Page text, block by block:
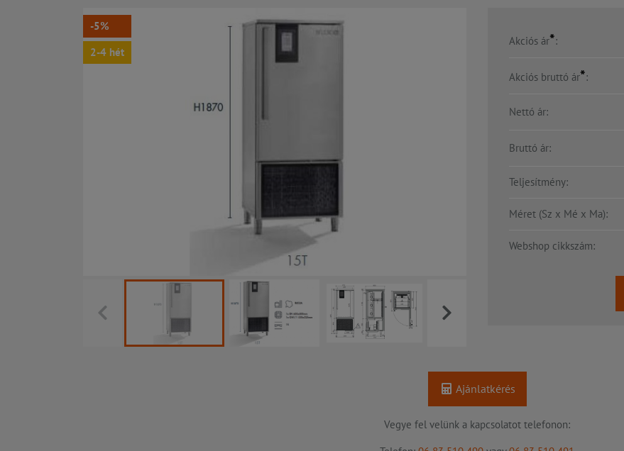
-5%
2-4 hét
Akciós ár*:
Akciós bruttó ár*:
Nettó ár:
Bruttó ár:
Teljesítmény:
Méret (Sz x Mé x Ma):
Webshop cikkszám:
Ajánlatkérés
Vegye fel velünk a kapcsolatot telefonon: